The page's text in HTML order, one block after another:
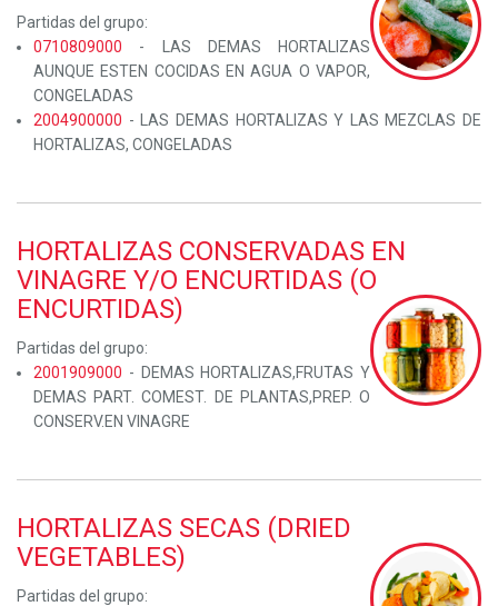
Partidas del grupo:
0710809000 - LAS DEMAS HORTALIZAS
AUNQUE ESTEN COCIDAS EN AGUA O VAPOR,
CONGELADAS
2004900000 - LAS DEMAS HORTALIZAS Y LAS MEZCLAS DE
HORTALIZAS, CONGELADAS
HORTALIZAS CONSERVADAS EN
VINAGRE Y/O ENCURTIDAS (O
ENCURTIDAS)
Partidas del grupo:
2001909000 - DEMAS HORTALIZAS,FRUTAS Y
DEMAS PART. COMEST. DE PLANTAS,PREP. O
CONSERV.EN VINAGRE
HORTALIZAS SECAS (DRIED
VEGETABLES)
Partidas del grupo: